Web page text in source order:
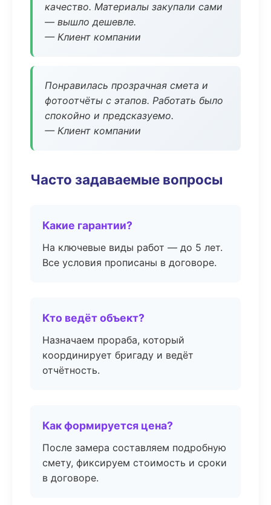
качество. Материалы закупали сами
— вышло дешевле.
— Клиент компании
Понравилась прозрачная смета и
фотоотчёты с этапов. Работать было
спокойно и предсказуемо.
— Клиент компании
Часто задаваемые вопросы
Какие гарантии?
На ключевые виды работ — до 5 лет.
Все условия прописаны в договоре.
Кто ведёт объект?
Назначаем прораба, который
координирует бригаду и ведёт
отчётность.
Как формируется цена?
После замера составляем подробную
смету, фиксируем стоимость и сроки
в договоре.